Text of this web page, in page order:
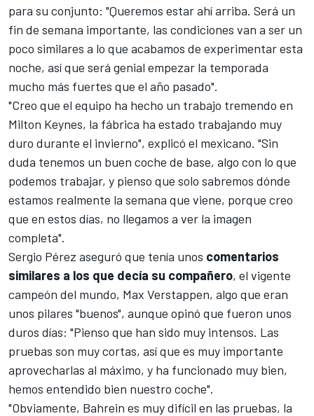
para su conjunto: "Queremos estar ahí arriba. Será un
fin de semana importante, las condiciones van a ser un
poco similares a lo que acabamos de experimentar esta
noche, así que será genial empezar la temporada
mucho más fuertes que el año pasado".
"Creo que el equipo ha hecho un trabajo tremendo en
Milton Keynes, la fábrica ha estado trabajando muy
duro durante el invierno", explicó el mexicano. "Sin
duda tenemos un buen coche de base, algo con lo que
podemos trabajar, y pienso que solo sabremos dónde
estamos realmente la semana que viene, porque creo
que en estos días, no llegamos a ver la imagen
completa".
Sergio Pérez aseguró que tenía unos comentarios
similares a los que decía su compañero, el vigente
campeón del mundo, Max Verstappen, algo que eran
unos pilares "buenos", aunque opinó que fueron unos
duros días: "Pienso que han sido muy intensos. Las
pruebas son muy cortas, así que es muy importante
aprovecharlas al máximo, y ha funcionado muy bien,
hemos entendido bien nuestro coche".
"Obviamente, Bahrein es muy difícil en las pruebas, la